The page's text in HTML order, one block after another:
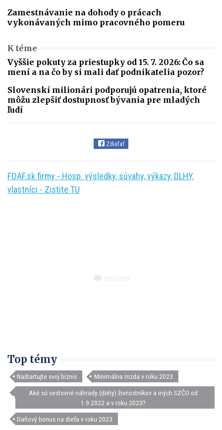
Zamestnávanie na dohody o prácach
vykonávaných mimo pracovného pomeru
K téme
Vyššie pokuty za priestupky od 15. 7. 2026: Čo sa
mení a na čo by si mali dať podnikatelia pozor?
Slovenskí milionári podporujú opatrenia, ktoré
môžu zlepšiť dostupnosť bývania pre mladých
ľudí
Zdieľať
FOAF.sk firmy - Hosp. výsledky, súvahy, výkazy, DLHY,
vlastníci - Zistite TU
Top témy
Naštartujte svoj biznis Minimálna mzda v roku 2023
Aké sú cestovné náhrady (diéty) živnostníkov a iných SZČO od
1.9.2022 a v roku 2023?
Daňový bonus na dieťa v roku 2023